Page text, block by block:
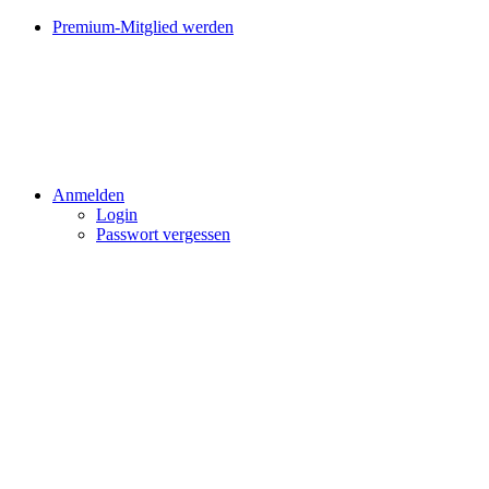
Premium-Mitglied werden
Anmelden
Login
Passwort vergessen